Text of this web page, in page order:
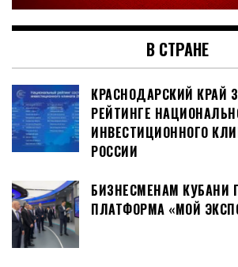
В СТРАНЕ
КРАСНОДАРСКИЙ КРАЙ
РЕЙТИНГЕ
ИНВЕСТИЦИОННОГО
РОССИИ
БИЗНЕСМЕНАМ КУБАНИ
ПЛАТФОРМА «МОЙ